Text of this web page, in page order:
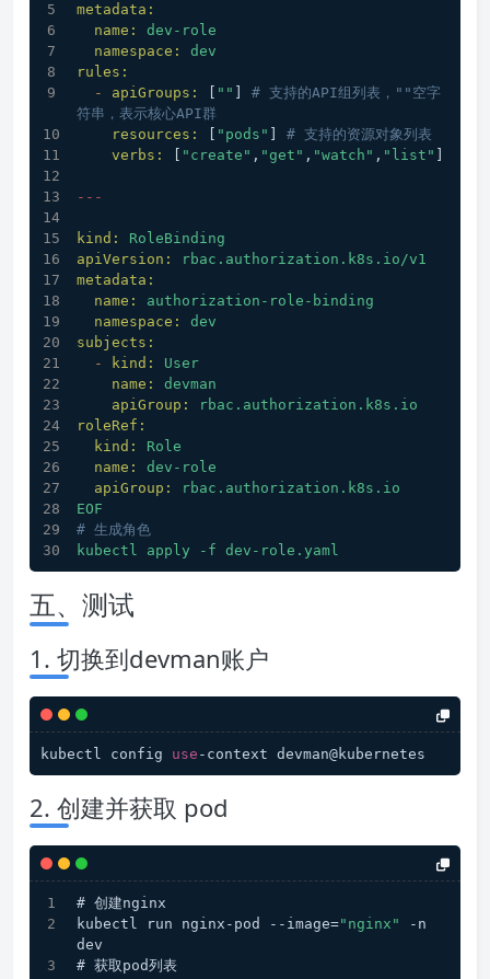
metadata:
name:
dev-role
namespace:
dev
rules:
-
apiGroups: ""
# 支持的API组列表，""空字
符串，表示核心API群
resources:
"pods"
# 支持的资源对象列表
verbs:
"create" , "get" , "watch" , "list"
---
kind:
RoleBinding
apiVersion:
rbac.authorization.k8s.io/v1
metadata:
name:
authorization-role-binding
namespace:
dev
subjects:
-
kind:
User
name:
devman
apiGroup:
rbac.authorization.k8s.io
roleRef:
kind:
Role
name:
dev-role
apiGroup:
rbac.authorization.k8s.io
EOF
# 生成角色
kubectl
apply -f dev-role.yaml
五、测试
1. 切换到devman账户
kubectl config use -context devman@kubernetes
2. 创建并获取 pod
# 创建nginx
kubectl run nginx-pod --image="nginx"
-n
dev
# 获取pod列表